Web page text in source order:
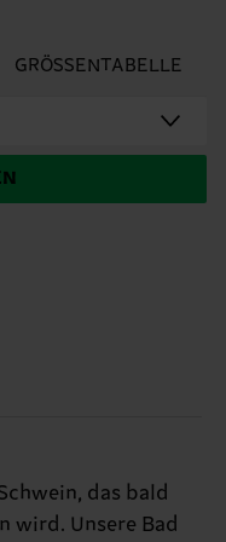
GRÖSSENTABELLE
das bald
wird. Unsere Bad